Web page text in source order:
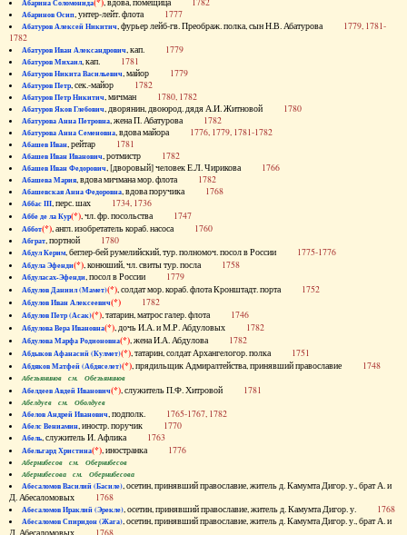
Абарина Соломонида , вдова, помещица 1782
Абаринов Осип, унтер-лейт. флота 1777
Абатуров Алексей Никитич, фурьер лейб-гв. Преображ. полка, сын Н.В. Абатурова 1779, 1781-
1782
Абатуров Иван Александрович, кап. 1779
Абатуров Михаил, кап. 1781
Абатуров Никита Васильевич, майор 1779
Абатуров Петр, сек.-майор 1782
Абатуров Петр Никитич, мичман 1780, 1782
Абатуров Яков Глебович, дворянин, двоюрод. дядя А.И. Житновой 1780
Абатурова Анна Петровна, жена П. Абатурова 1782
Абатурова Анна Семеновна, вдова майора 1776, 1779, 1781-1782
Абашев Иван, рейтар 1781
Абашев Иван Иванович, ротмистр 1782
Абашев Иван Федорович, [дворовый] человек Е.Л. Чирикова 1766
Абашева Мария, вдова мичмана мор. флота 1782
Абашевская Анна Федоровна, вдова поручика 1768
Аббас III, перс. шах 1734, 1736
Аббе де ла Кур(*), чл. фр. посольства 1747
Аббот(*), англ. изобретатель кораб. насоса 1760
Абграт, портной 1780
Абдул Керим, беглер-бей румелийский, тур. полномоч. посол в России 1775-1776
Абдула Эфенди(*), конюший, чл. свиты тур. посла 1758
Абдуласах-Эфенди, посол в России 1779
Абдулов Даниил (Мамет)(*), солдат мор. кораб. флота Кронштадт. порта 1752
Абдулов Иван Алексеевич(*) 1782
Абдулов Петр (Асак)(*), татарин, матрос галер. флота 1746
Абдулова Вера Ивановна(*), дочь И.А. и М.Р. Абдуловых 1782
Абдулова Марфа Родионовна(*), жена И.А. Абдулова 1782
Абдыков Афанасий (Кулмет)(*), татарин, солдат Архангелогор. полка 1751
Абдяков Матфей (Абдяселет)(*), прядильщик Адмиралтейства, принявший православие 1748
Абезьянинов см. Обезьянинов
Абелдеев Авдей Иванович(*), служитель П.Ф. Хитровой 1781
Абелдуев см. Оболдуев
Абелов Андрей Иванович, подполк. 1765-1767, 1782
Абелс Вениамин, иностр. поручик 1770
Абель, служитель И. Афлика 1763
Абельгард Христина(*), иностранка 1776
Абернибесов см. Обернибесов
Абернибесова см. Обернибесова
Абесаломов Василий (Басиле), осетин, принявший православие, житель д. Камумта Дигор. у., брат А. и
Д. Абесаломовых 1768
Абесаломов Ираклий (Эрекле), осетин, принявший православие, житель д. Камумта Дигор. у. 1768
Абесаломов Спиридон (Жага), осетин, принявший православие, житель д. Камумта Дигор. у., брат А. и